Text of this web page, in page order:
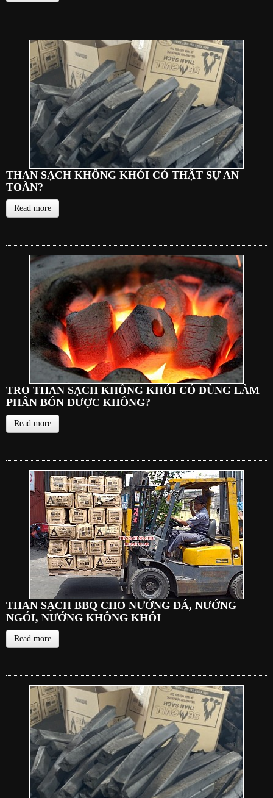
THAN SẠCH KHÔNG KHÓI CÓ THẬT SỰ AN
TOÀN?
Read more
TRO THAN SẠCH KHÔNG KHÓI CÓ DÙNG LÀM
PHÂN BÓN ĐƯỢC KHÔNG?
Read more
THAN SẠCH BBQ CHO NƯỚNG ĐÁ, NƯỚNG
NGÓI, NƯỚNG KHÔNG KHÓI
Read more